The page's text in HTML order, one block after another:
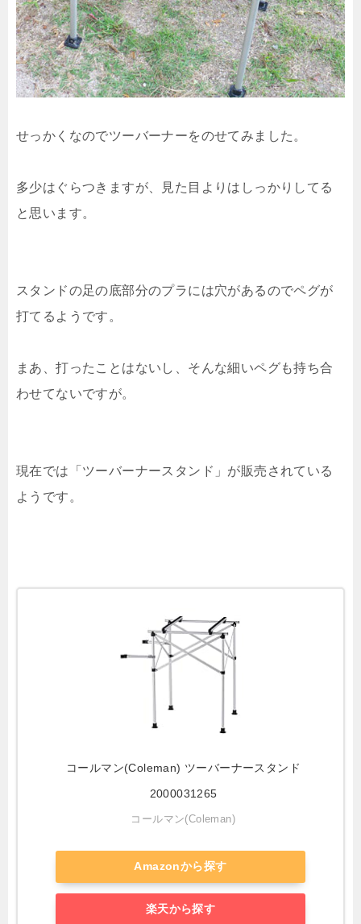
せっかくなのでツーバーナーをのせてみました。
多少はぐらつきますが、見た目よりはしっかりしてる
と思います。
スタンドの足の底部分のプラには穴があるのでペグが
打てるようです。
まあ、打ったことはないし、そんな細いペグも持ち合
わせてないですが。
現在では「ツーバーナースタンド」が販売されている
ようです。
コールマン(Coleman) ツーバーナースタンド
2000031265
コールマン(Coleman)
Amazonから探す
楽天から探す